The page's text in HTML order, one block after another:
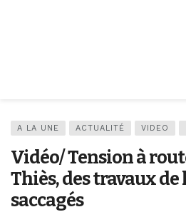
A LA UNE ACTUALITÉ VIDEO
Vidéo/ Tension à
Thiès, des travaux
saccagés